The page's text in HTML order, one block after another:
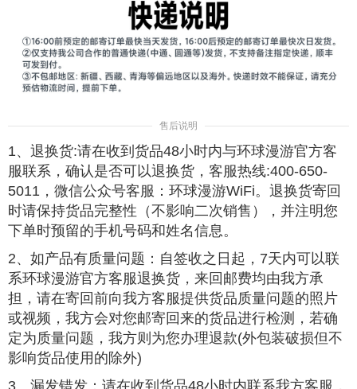
售后说明
1、退换货:请在收到货品48小时内与环球漫游官方客
服联系，确认是否可以退换货，客服热线:400-650-
5011，微信公众号客服：环球漫游WiFi。退换货寄回
时请保持货品完整性（不影响二次销售），并注明您
下单时预留的手机号码和姓名信息。
2、如产品有质量问题：自签收之日起，7天内可以联
系环球漫游官方客服退换货，来回邮费均由我方承
担，请在寄回前向我方客服提供货品质量问题的照片
或视频，我方会对您邮寄回来的货品进行检测，若确
定为质量问题，我方则为您办理退款(外包装破损但不
影响货品使用的除外)